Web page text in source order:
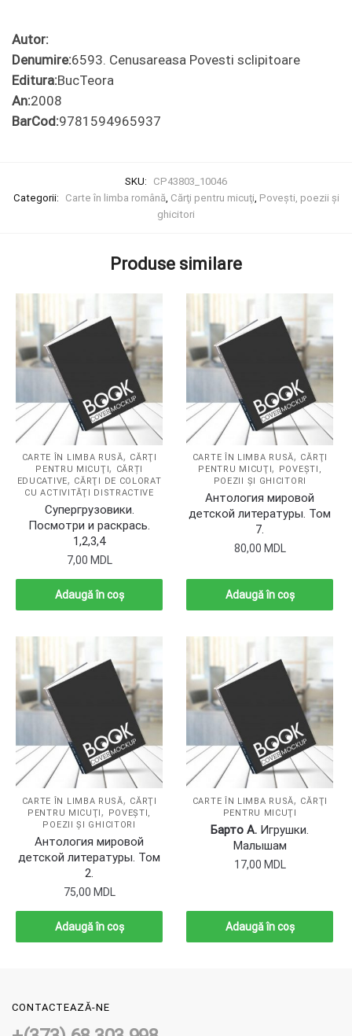
Autor:
Denumire:6593. Cenusareasa Povesti sclipitoare
Editura:BucTeora
An:2008
BarCod:9781594965937
SKU:
CP43803_10046
Categorii:
Carte în limba română Cărţi pentru micuţi Poveşti, poezii şi
ghicitori
Produse similare
CARTE ÎN LIMBA RUSĂ, CĂRŢI
PENTRU MICUŢI,
CĂRȚI
EDUCATIVE, CĂRŢI DE COLORAT
CU ACTIVITĂŢI DISTRACTIVE
Супергрузовики.
Посмотри и раскрась.
1,2,3,4
7,00 MDL
Adaugă în coș
CARTE ÎN LIMBA RUSĂ, CĂRŢI
PENTRU MICUŢI,
POVEŞTI,
POEZII ŞI GHICITORI
Антология мировой
детской литературы. Том
7.
80,00 MDL
Adaugă în coș
CARTE ÎN LIMBA RUSĂ, CĂRŢI
PENTRU MICUŢI,
POVEŞTI,
POEZII ŞI GHICITORI
Антология мировой
детской литературы. Том
2.
75,00 MDL
Adaugă în coș
CARTE ÎN LIMBA RUSĂ, CĂRŢI
PENTRU MICUŢI
Барто А. Игрушки.
Малышам
17,00 MDL
Adaugă în coș
CONTACTEAZĂ-NE